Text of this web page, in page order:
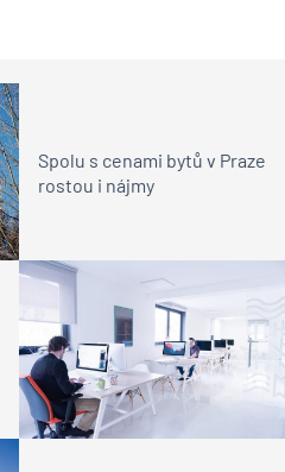
Spolu s cenami bytů v Praze
rostou i nájmy